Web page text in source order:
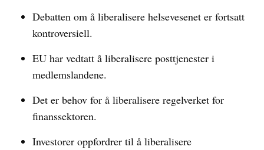
Debatten om å liberalisere helsevesenet er fortsatt
kontroversiell.
EU har vedtatt å liberalisere posttjenester i
medlemslandene.
Det er behov for å liberalisere regelverket for
finanssektoren.
Investorer oppfordrer til å liberalisere